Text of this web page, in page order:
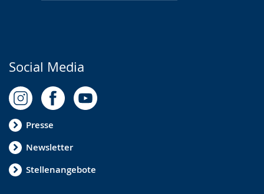
Social Media
Presse
Newsletter
Stellenangebote